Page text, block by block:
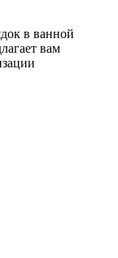
в ванной
вам